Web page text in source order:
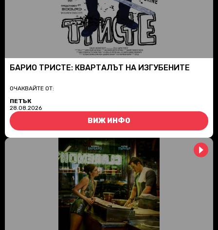
БАРИО ТРИСТЕ: КВАРТАЛЪТ НА ИЗГУБЕНИТЕ
ОЧАКВАЙТЕ ОТ:
ПЕТЪК
28.08.2026
ВИЖ ИНФО